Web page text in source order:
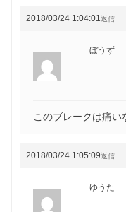
2018/03/24 1:04:01返信
ぼうず
このブレークは痛い
2018/03/24 1:05:09返信
ゆうた